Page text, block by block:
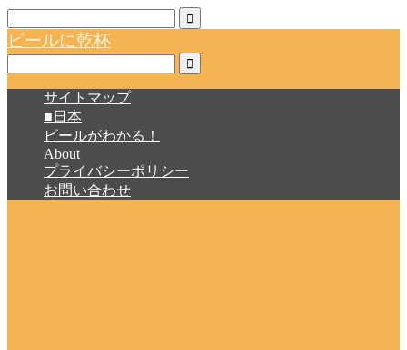
ビールに乾杯
サイトマップ
■日本
ビールがわかる！
About
プライバシーポリシー
お問い合わせ